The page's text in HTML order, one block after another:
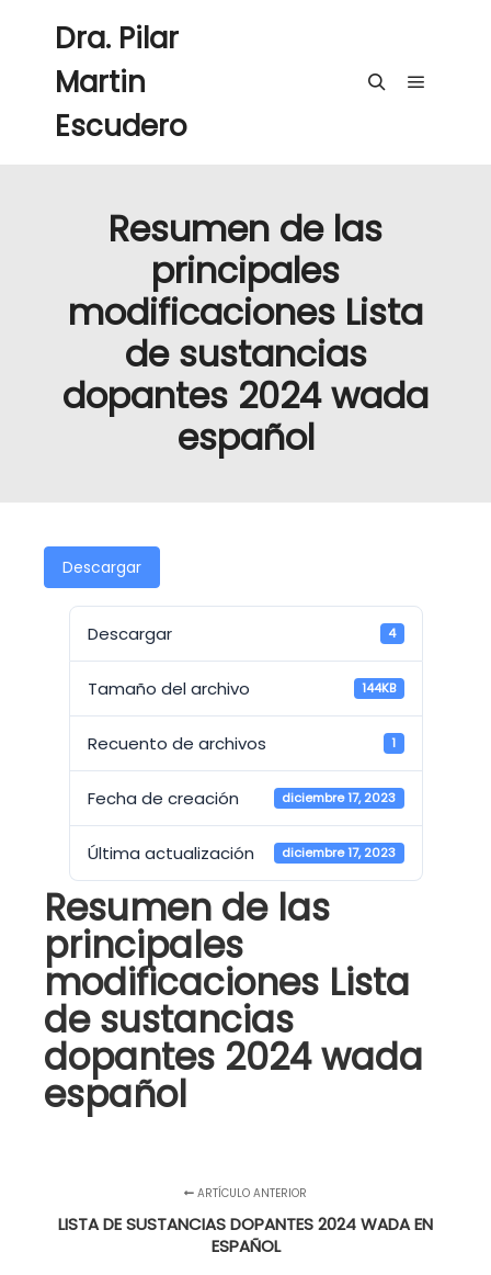
Dra. Pilar
Martin
Escudero
Resumen de las
principales
modificaciones Lista
de sustancias
dopantes 2024 wada
español
Descargar
Descargar 4
Tamaño del archivo 144KB
Recuento de archivos 1
Fecha de creación diciembre 17, 2023
Última actualización diciembre 17, 2023
Resumen de las
principales
modificaciones Lista
de sustancias
dopantes 2024 wada
español
ARTÍCULO ANTERIOR
LISTA DE SUSTANCIAS DOPANTES 2024 WADA EN
ESPAÑOL